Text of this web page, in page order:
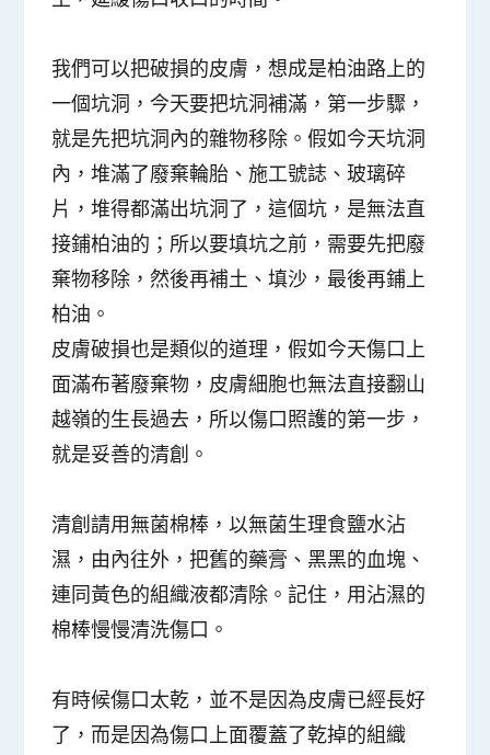
我們可以把破損的皮膚，想成是柏油路上的
一個坑洞，今天要把坑洞補滿，第一步驟，
就是先把坑洞內的雜物移除。假如今天坑洞
內，堆滿了廢棄輪胎、施工號誌、玻璃碎
片，堆得都滿出坑洞了，這個坑，是無法直
接鋪柏油的；所以要填坑之前，需要先把廢
棄物移除，然後再補土、填沙，最後再鋪上
柏油。
皮膚破損也是類似的道理，假如今天傷口上
面滿布著廢棄物，皮膚細胞也無法直接翻山
越嶺的生長過去，所以傷口照護的第一步，
就是妥善的清創。
清創請用無菌棉棒，以無菌生理食鹽水沾
濕，由內往外，把舊的藥膏、黑黑的血塊、
連同黃色的組織液都清除。記住，用沾濕的
棉棒慢慢清洗傷口。
有時候傷口太乾，並不是因為皮膚已經長好
了，而是因為傷口上面覆蓋了乾掉的組織